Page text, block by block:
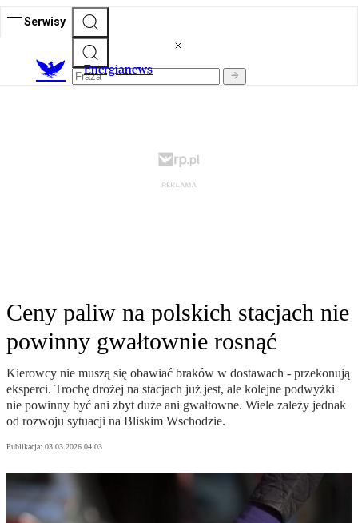
Serwisy
Energianews
Ceny paliw na polskich stacjach nie
powinny gwałtownie rosnąć
Kierowcy nie muszą się obawiać braków w dostawach - przekonują
eksperci. Trochę drożej na stacjach już jest, ale kolejne podwyżki
nie powinny być ani zbyt duże ani gwałtowne. Wiele zależy jednak
od rozwoju sytuacji na Bliskim Wschodzie.
Publikacja: 03.03.2026 04:03